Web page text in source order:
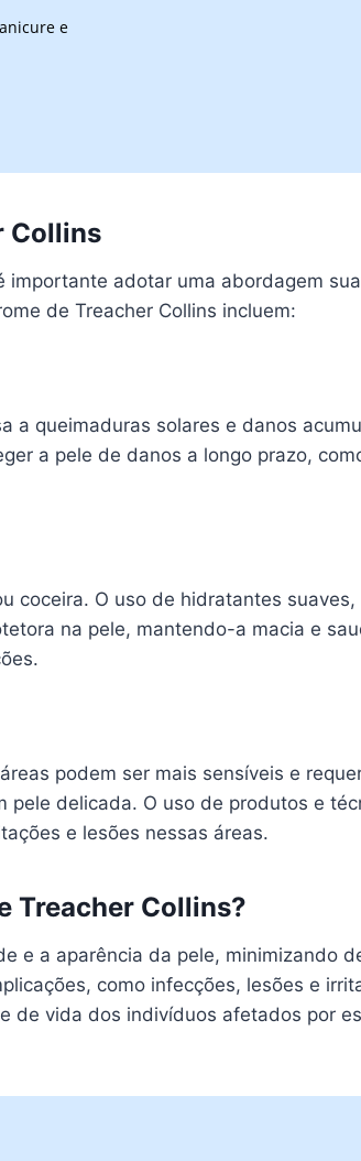
e
Collins
importante adotar uma abordagem
de Treacher Collins incluem:
a queimaduras solares e danos
a pele de danos a longo prazo,
coceira. O uso de hidratantes suaves,
na pele, mantendo-a macia e
podem ser mais sensíveis e
pele delicada. O uso de produtos e
e lesões nessas áreas.
Treacher Collins?
e a aparência da pele, minimizando
como infecções, lesões e
de vida dos indivíduos afetados por